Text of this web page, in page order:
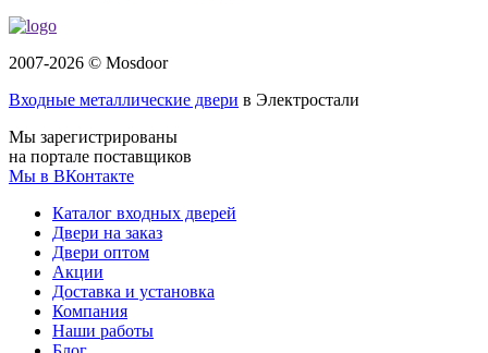
2007-2026 © Mosdoor
Входные металлические двери в Электростали
Мы зарегистрированы
на портале поставщиков
Мы в ВКонтакте
Каталог входных дверей
Двери на заказ
Двери оптом
Акции
Доставка и установка
Компания
Наши работы